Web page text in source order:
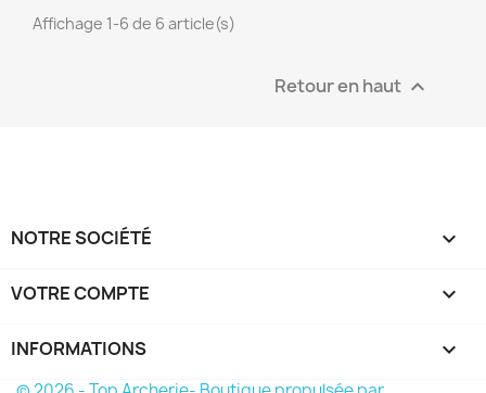
Affichage 1-6 de 6 article(s)
Retour en haut 
NOTRE SOCIÉTÉ 
VOTRE COMPTE 
INFORMATIONS keyboard_arrow_down